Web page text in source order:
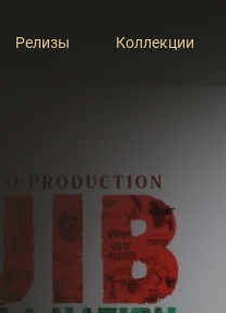
Релизы Коллекции